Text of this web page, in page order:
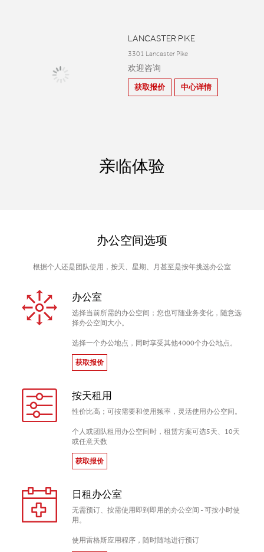
LANCASTER PIKE
3301 Lancaster Pike
欢迎咨询
获取报价 中心详情
亲临体验
办公空间选项
根据个人还是团队使用，按天、星期、月甚至是按年挑选办公室
办公室
选择当前所需的办公空间；您也可随业务变化，随意选
择办公空间大小。
选择一个办公地点，同时享受其他4000个办公地点。
获取报价
按天租用
性价比高；可按需要和使用频率，灵活使用办公空间。
个人或团队租用办公空间时，租赁方案可选5天、10天
或任意天数
获取报价
日租办公室
无需预订、按需使用即到即用的办公空间 - 可按小时使
用。
使用雷格斯应用程序，随时随地进行预订